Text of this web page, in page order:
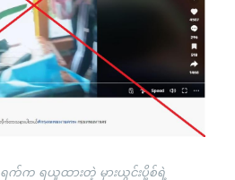
က ရယူထားတဲ့ မှားယွင်းပို့စ်ရဲ့